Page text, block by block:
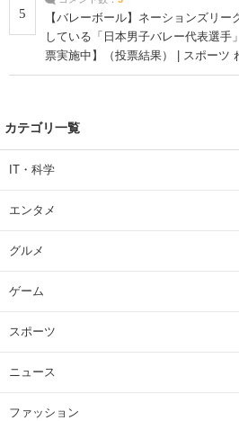
5
【バレーボール】ネーションズリ
している「日本男子バレー代表選手
票実施中】（投票結果） | スポーツ
カテゴリ一覧
IT・科学
エンタメ
グルメ
ゲーム
スポーツ
ニュース
ファッション